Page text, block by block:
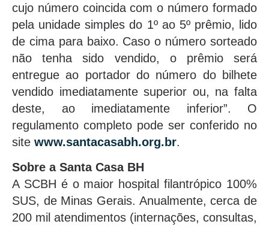
cujo número coincida com o número formado
pela unidade simples do 1º ao 5º prêmio, lido
de cima para baixo. Caso o número sorteado
não tenha sido vendido, o prêmio será
entregue ao portador do número do bilhete
vendido imediatamente superior ou, na falta
deste, ao imediatamente inferior”. O
regulamento completo pode ser conferido no
site www.santacasabh.org.br.
Sobre a Santa Casa BH
A SCBH é o maior hospital filantrópico 100%
SUS, de Minas Gerais. Anualmente, cerca de
200 mil atendimentos (internações, consultas,